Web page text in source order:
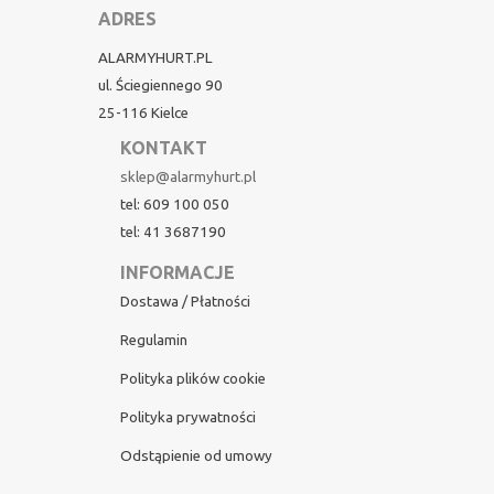
ADRES
ALARMYHURT.PL
ul. Ściegiennego 90
25-116 Kielce
KONTAKT
sklep@alarmyhurt.pl
tel: 609 100 050
tel: 41 3687190
INFORMACJE
Dostawa / Płatności
Regulamin
Polityka plików cookie
Polityka prywatności
Odstąpienie od umowy